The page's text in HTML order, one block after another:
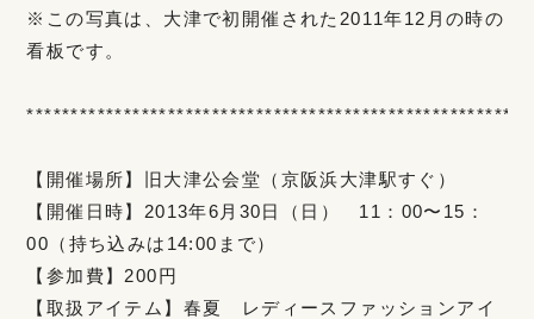
※この写真は、大津で初開催された2011年12月の時の
看板です。
【開催場所】旧大津公会堂（京阪浜大津駅すぐ）
【開催日時】2013年6月30日（日） 11：00〜15：
00（持ち込みは14:00まで）
【参加費】200円
【取扱アイテム】春夏 レディースファッションアイ